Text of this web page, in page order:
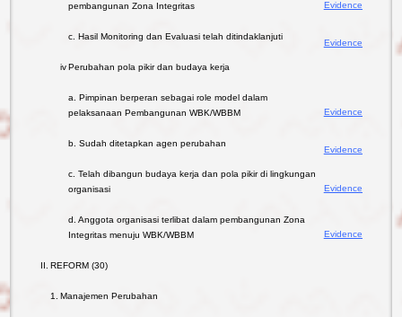
pembangunan Zona Integritas
Evidence
c. Hasil Monitoring dan Evaluasi telah ditindaklanjuti
Evidence
ivPerubahan pola pikir dan budaya kerja
a. Pimpinan berperan sebagai role model dalam
pelaksanaan Pembangunan WBK/WBBM
Evidence
b. Sudah ditetapkan agen perubahan
Evidence
c. Telah dibangun budaya kerja dan pola pikir di lingkungan
organisasi
Evidence
d. Anggota organisasi terlibat dalam pembangunan Zona
Integritas menuju WBK/WBBM
Evidence
II. REFORM (30)
1. Manajemen Perubahan
untuk
Login
Peradilan